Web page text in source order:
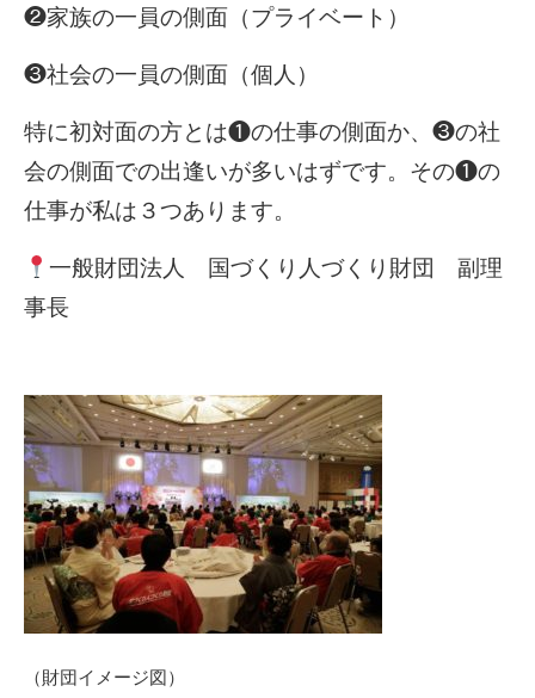
❷家族の一員の側面（プライベート）
❸社会の一員の側面（個人）
特に初対面の方とは❶の仕事の側面か、❸の社
会の側面での出逢いが多いはずです。その❶の
仕事が私は３つあります。
一般財団法人 国づくり人づくり財団 副理
事長
（財団イメージ図）